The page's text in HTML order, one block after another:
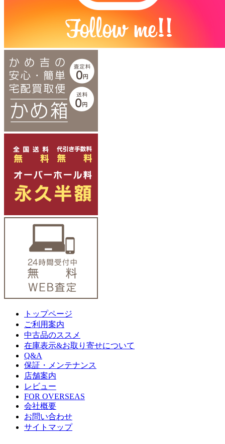
トップページ
ご利用案内
中古品のススメ
在庫表示&お取り寄せについて
Q&A
保証・メンテナンス
店舗案内
レビュー
FOR OVERSEAS
会社概要
お問い合わせ
サイトマップ